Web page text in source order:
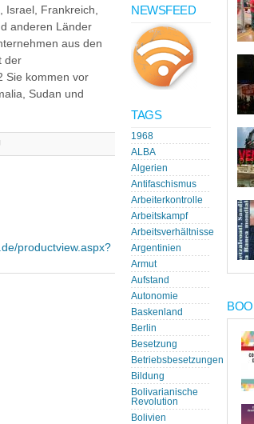
Israel, Frankreich,
anderen Länder
aus den
der
Sie kommen vor
Sudan und
productview.aspx?
NEWSFEED
TAGS
1968
ALBA
Algerien
Antifaschismus
Arbeiterkontrolle
Arbeitskampf
Arbeitsverhältnisse
Argentinien
Armut
Aufstand
Autonomie
Baskenland
Berlin
Besetzung
Betriebsbesetzungen
Bildung
Bolivarianische
Revolution
Bolivien